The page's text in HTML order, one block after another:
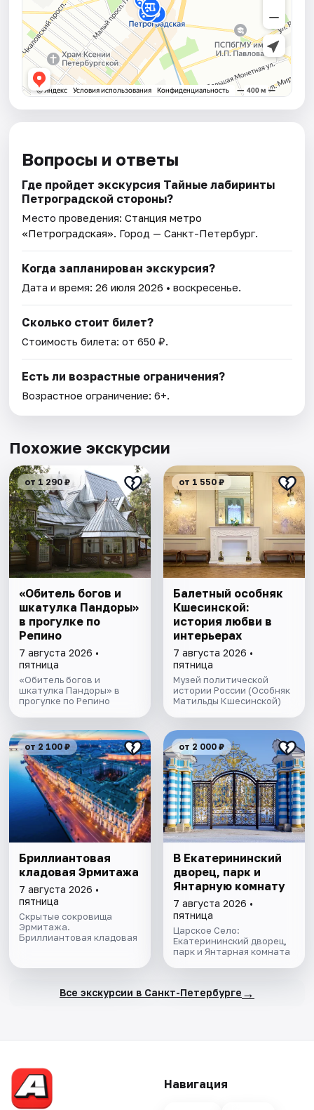
Вопросы и ответы
Где пройдет экскурсия Тайные лабиринты
Петроградской стороны?
Место проведения:Станция метро
«Петроградская». Город — Санкт-Петербург.
Когда запланирован экскурсия?
Дата и время:26 июля 2026 • воскресенье.
Сколько стоит билет?
Стоимость билета: от 650 ₽.
Есть ли возрастные ограничения?
Возрастное ограничение: 6+.
Похожие экскурсии
от 1 290 ₽
«Обитель богов и
шкатулка Пандоры»
в прогулке по
Репино
7 августа 2026 •
пятница
«Обитель богов и
шкатулка Пандоры» в
прогулке по Репино
от 1 550 ₽
Балетный особняк
Кшесинской:
история любви в
интерьерах
7 августа 2026 •
пятница
Музей политической
истории России (Особняк
Матильды Кшесинской)
от 2 100 ₽
Бриллиантовая
кладовая Эрмитажа
7 августа 2026 •
пятница
Скрытые сокровища
Эрмитажа.
Бриллиантовая кладовая
от 2 000 ₽
В Екатерининский
дворец, парк и
Янтарную комнату
7 августа 2026 •
пятница
Царское Село:
Екатерининский дворец,
парк и Янтарная комната
Все экскурсии в Санкт-Петербурге →
Навигация